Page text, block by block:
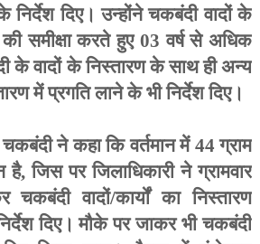
निर्देश दिए। उन्होंने चकबंदी वादों के
समीक्षा करते हुए 03 वर्ष से अधिक
के वादों के निस्तारण के साथ ही अन्य
में प्रगति लाने के भी निर्देश दिए।
ने कहा कि वर्तमान में 44 ग्राम
है, जिस पर जिलाधिकारी ने ग्रामवार
वादों/कार्यों का निस्तारण
दिए। मौके पर जाकर भी चकबंदी